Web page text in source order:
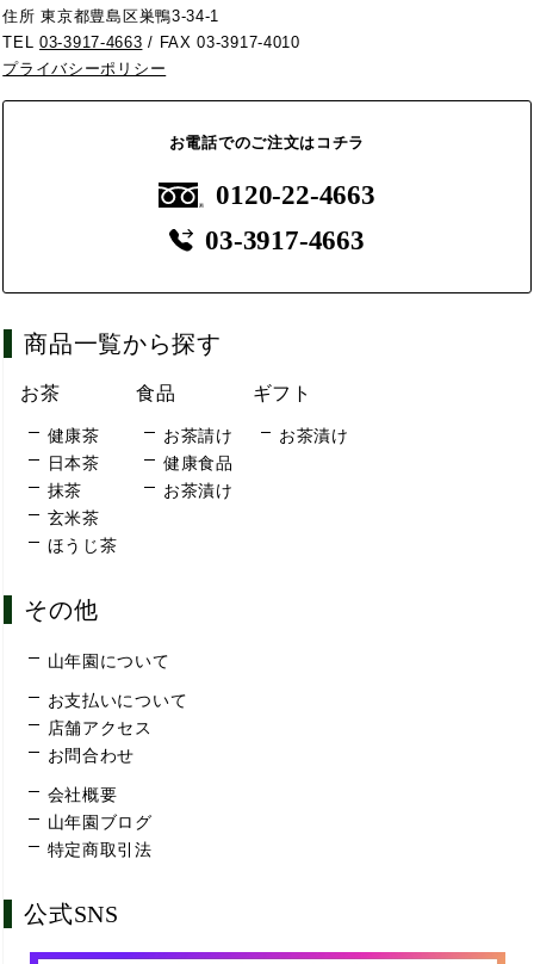
住所 東京都豊島区巣鴨3-34-1
TEL03-3917-4663 / FAX 03-3917-4010
プライバシーポリシー
お電話でのご注文はコチラ
0120-22-4663
03-3917-4663
商品一覧から探す
お茶
健康茶
日本茶
抹茶
玄米茶
ほうじ茶
食品
お茶請け
健康食品
お茶漬け
ギフト
お茶漬け
その他
山年園について
お支払いについて
店舗アクセス
お問合わせ
会社概要
山年園ブログ
特定商取引法
公式SNS